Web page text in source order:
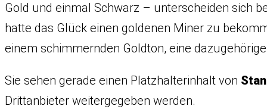
Gold und einmal Schwarz – unterscheiden sich
hatte das Glück einen goldenen Miner zu
einem schimmernden Goldton, eine
Sie sehen gerade einen Platzhalterinhalt von
Drittanbieter weitergegeben werden.